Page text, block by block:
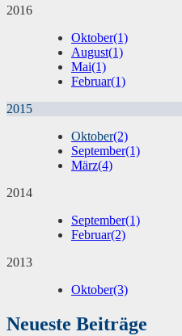
2016
Oktober(1)
August(1)
Mai(1)
Februar(1)
2015
Oktober(2)
September(1)
März(4)
2014
September(1)
Februar(2)
2013
Oktober(3)
Neueste Beiträge